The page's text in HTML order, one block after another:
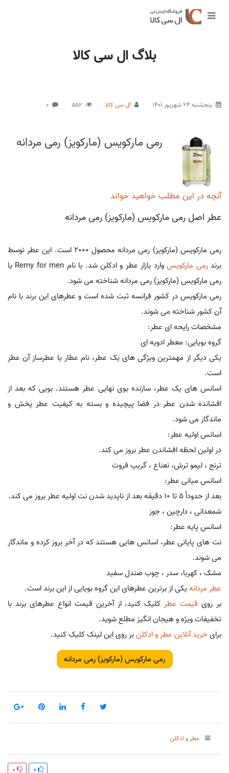
بلاگ ال سی کالا
پنجشنبه 24 شهریور 1401 ال سی کالا 552
0
رمی مارکویس (مارکویز) رمی مردانه
آنچه در این مطلب خواهید خواند
عطر اصل رمی مارکویس (مارکویز) رمی مردانه
رمی مارکویس (مارکویز) رمی مردانه محصول 2000 است. این عطر توسط
برندرمی مارکویس
وارد بازار عطر و ادکلن شد. با نام Remy for men یا
رمی مارکویس (مارکویز) رمی مردانه شناخته می شود.
رمی مارکویس در کشور فرانسه ثبت شده است و عطرهای این برند با نام
آن کشور شناخته می شوند.
مشخصات رایحه ای عطر:
گروه بویایی: معطر ادویه ای
یکی دیگر از مهمترین ویژگی های یک عطر، نام عطار یا عطرساز آن عطر
است.
اسانس های یک عطر، سازنده بوی نهایی عطر هستند. بویی که بعد از
افشانده شدن عطر در فضا پیچیده و بسته به کیفیت عطر پخش و
ماندگار می شود.
اسانس اولیه عطر:
در اولین لحظه افشاندن عطر بروز می کند.
ترنج ، لیمو ترش، نعناع ، گریپ فروت
اسانس میانی عطر:
بعد از حدوداً 5 تا 10 دقیقه بعد از ناپدید شدن نت اولیه عطر بروز می کند.
شمعدانی ، دارچین ، جوز
اسانس پایه عطر:
نت های پایانی عطر، اسانس هایی هستند که در آخر بروز کرده و ماندگار
می شوند.
مشک ، کهربا، سدر ، چوب صندل سفید
عطر مردانهیکی از برترین عطرهای این گروه بویایی از این برند است.
بر روی قیمت عطر کلیک کنید، از آخرین قیمت انواع عطرهای برند با
تخفیفات ویژه و هیجان انگیز مطلع شوید.
برایخرید آنلاین عطر و ادکلنبر روی این لینک کلیک کنید.
رمی مارکویس (مارکویز) رمی مردانه
عطر و ادکلن